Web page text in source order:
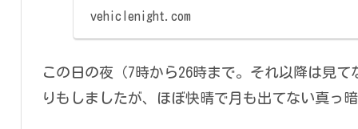
vehiclenight.com
この日の夜（7時から26時まで。それ以降は見
りもしましたが、ほぼ快晴で月も出てない真っ